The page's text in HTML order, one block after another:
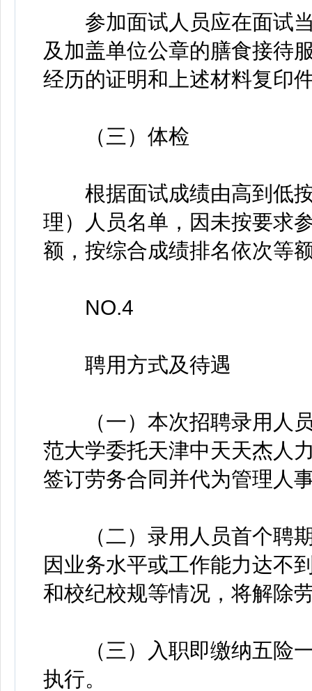
参加面试人员应在面试当
及加盖单位公章的膳食接待
经历的证明和上述材料复印
（三）体检
根据面试成绩由高到低按
理）人员名单，因未按要求
额，按综合成绩排名依次等
NO.4
聘用方式及待遇
（一）本次招聘录用人员
范大学委托天津中天天杰人
签订劳务合同并代为管理人
（二）录用人员首个聘期
因业务水平或工作能力达不
和校纪校规等情况，将解除
（三）入职即缴纳五险一
执行。